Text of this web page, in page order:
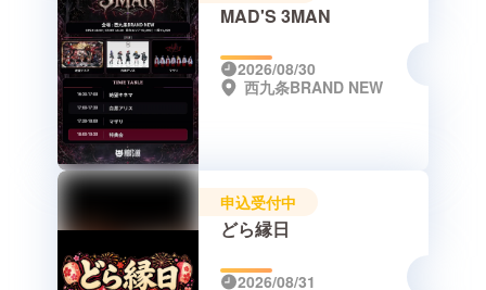
MAD'S 3MAN
2026/08/30
西九条BRAND NEW
申込受付中
どら縁日
2026/08/31